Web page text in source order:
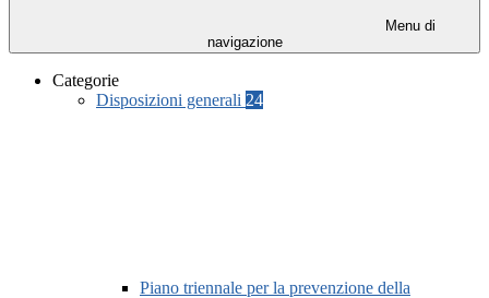
Menu di
navigazione
Categorie
Disposizioni generali 24
Piano triennale per la prevenzione della